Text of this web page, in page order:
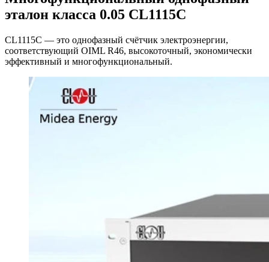
эталон класса 0.05 CL1115C
CL1115C — это однофазный счётчик электроэнергии,
соответствующий OIML R46, высокоточный, экономически
эффективный и многофункциональный.